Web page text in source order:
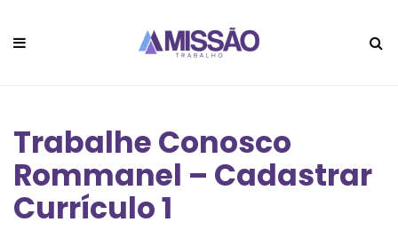
Trabalhe Conosco
Rommanel – Cadastrar
Currículo 1